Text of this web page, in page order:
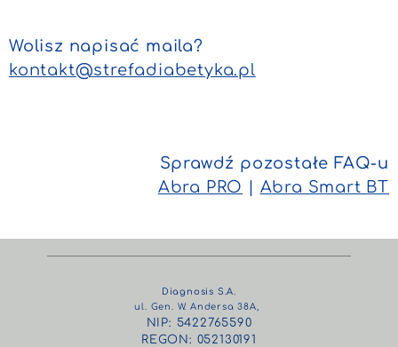
Wolisz napisać maila?
kontakt@strefadiabetyka.pl
Sprawdź pozostałe FAQ-u
Abra PRO
Abra Smart BT
Diagnosis S.A.
ul. Gen. W. Andersa 38A,
NIP: 5422765590
REGON: 052130191